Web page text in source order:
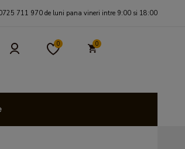
711 970 de luni pana vineri intre 9:00 si 18:00
0 0